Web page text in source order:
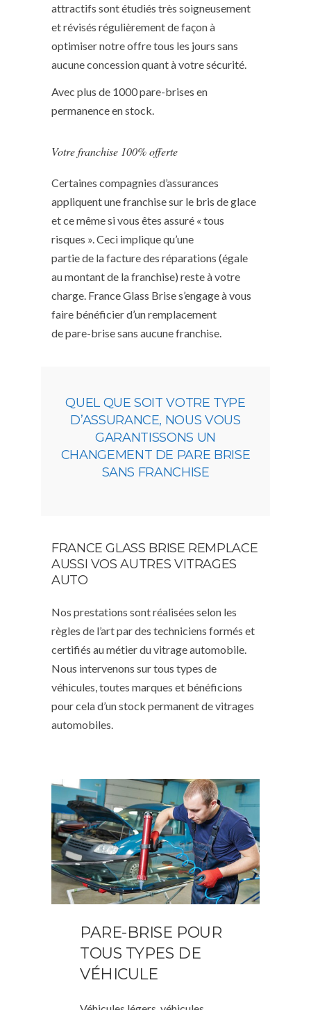
attractifs sont étudiés très soigneusement
et révisés régulièrement de façon à
optimiser notre offre tous les jours sans
aucune concession quant à votre sécurité.
Avec plus de 1000 pare-brises en
permanence en stock.
Votre franchise 100% offerte
Certaines compagnies d’assurances
appliquent une franchise sur le bris de glace
et ce même si vous êtes assuré « tous
risques ». Ceci implique qu’une
partie de la facture des réparations (égale
au montant de la franchise) reste à votre
charge. France Glass Brise s’engage à vous
faire bénéficier d’un remplacement
de pare-brise sans aucune franchise.
QUEL QUE SOIT VOTRE TYPE
D’ASSURANCE, NOUS VOUS
GARANTISSONS UN
CHANGEMENT DE PARE BRISE
SANS FRANCHISE
FRANCE GLASS BRISE REMPLACE
AUSSI VOS AUTRES VITRAGES
AUTO
Nos prestations sont réalisées selon les
règles de l’art par des techniciens formés et
certifiés au métier du vitrage automobile.
Nous intervenons sur tous types de
véhicules, toutes marques et bénéficions
pour cela d’un stock permanent de vitrages
automobiles.
PARE-BRISE POUR
TOUS TYPES DE
VÉHICULE